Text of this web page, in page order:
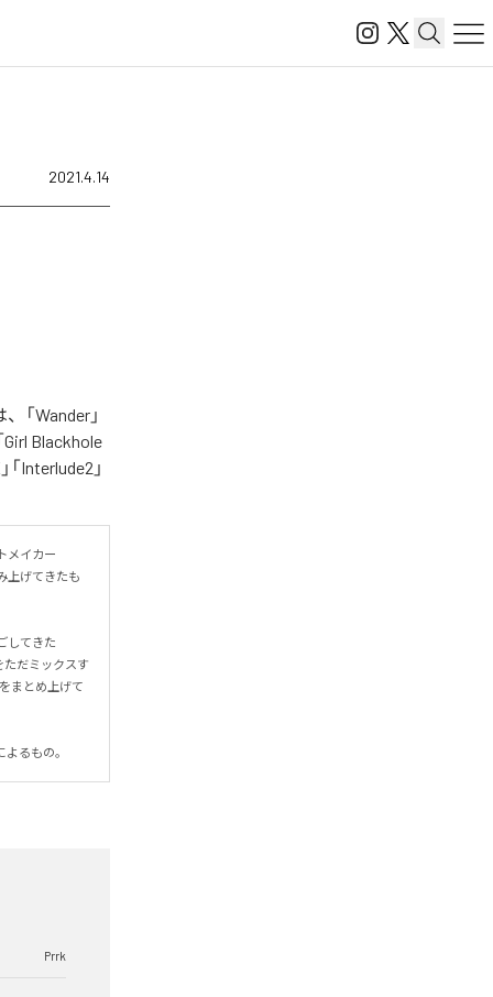
2021.4.14
「Wander」
Girl Blackhole
「Interlude2」
メイカー
上げてきたも
してきた
ただミックスす
まとめ上げて
るもの。
Prrk